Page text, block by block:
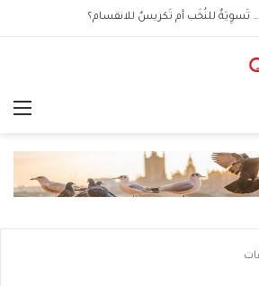
تَسوِيَةٌ للنُخَب أم تَكريسٌ للانقسام؟